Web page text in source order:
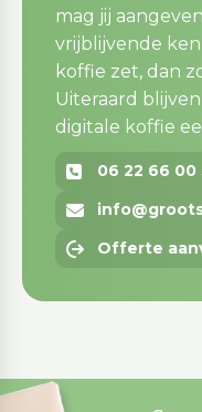
mag jij
vrijblijvende
koffie zet, dan
Uiteraard
digitale koffie
06 22 66 00
Offerte